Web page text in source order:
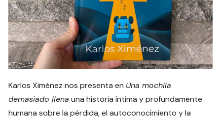
Karlos Ximénez nos presenta en Una mochila
demasiado llena una historia íntima y profundamente
humana sobre la pérdida, el autoconocimiento y la